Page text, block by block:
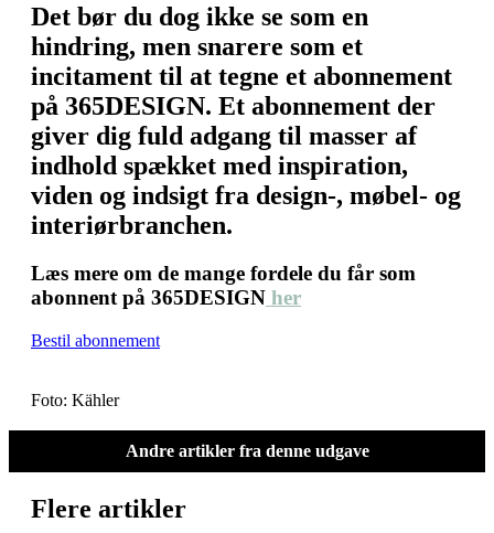
Det bør du dog ikke se som en
hindring, men snarere som et
incitament til at tegne et abonnement
på 365DESIGN. Et abonnement der
giver dig fuld adgang til masser af
indhold spækket med inspiration,
viden og indsigt fra design-, møbel- og
interiørbranchen.
Læs mere om de mange fordele du får som
abonnent på 365DESIGN her
Bestil abonnement
Foto: Kähler
Andre artikler fra denne udgave
Flere artikler